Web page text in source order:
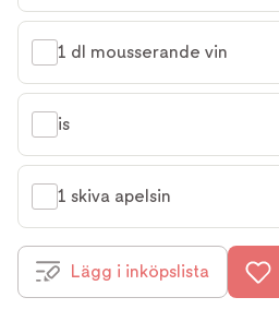
1 dl mousserande vin
is
1 skiva apelsin
Lägg i inköpslista